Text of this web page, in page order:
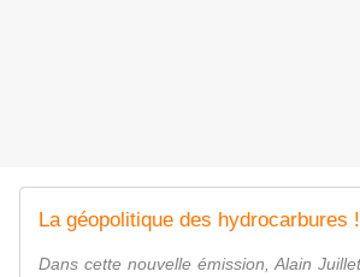
La géopolitique des hydrocarbures !
Dans cette nouvelle émission, Alain